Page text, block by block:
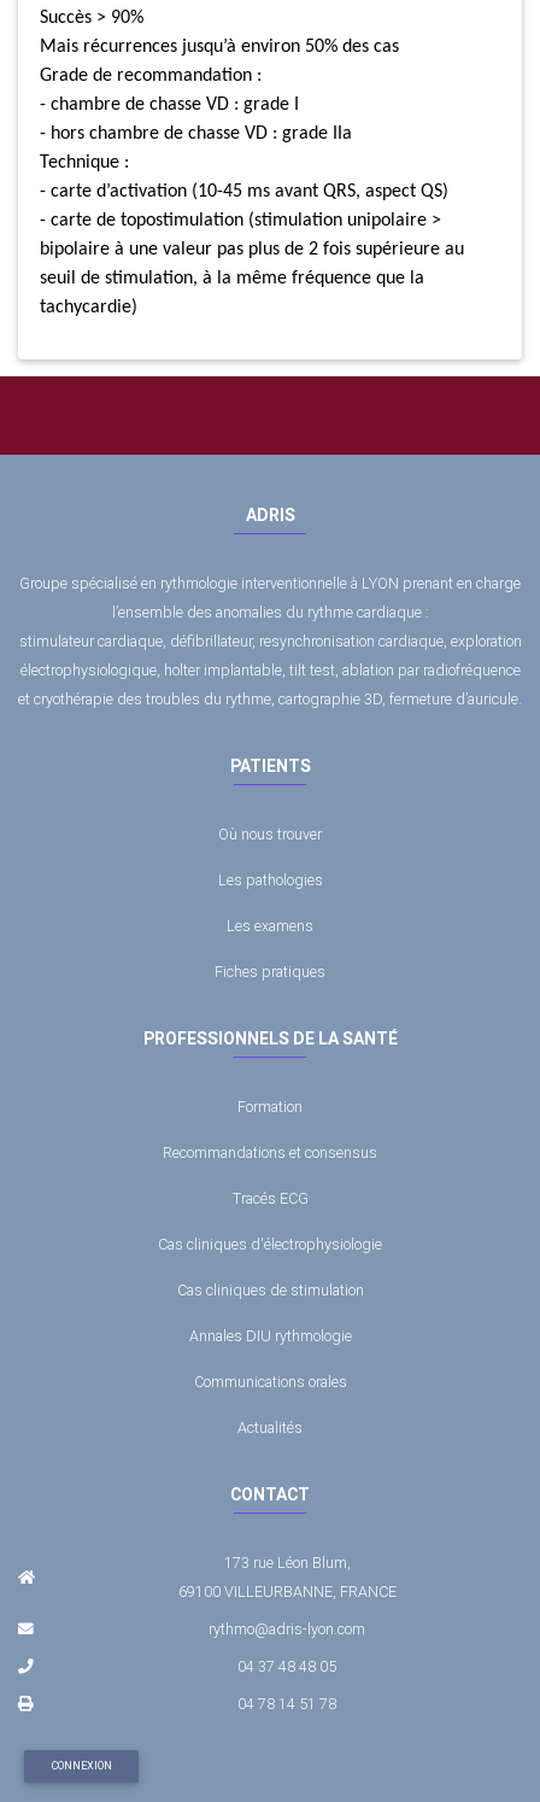
Succès > 90%
Mais récurrences jusqu’à environ 50% des cas
Grade de recommandation :
- chambre de chasse VD : grade I
- hors chambre de chasse VD : grade IIa
Technique :
- carte d’activation (10-45 ms avant QRS, aspect QS)
- carte de topostimulation (stimulation unipolaire >
bipolaire à une valeur pas plus de 2 fois supérieure au
seuil de stimulation, à la même fréquence que la
tachycardie)
ADRIS
Groupe spécialisé en rythmologie interventionnelle à LYON prenant en charge
l’ensemble des anomalies du rythme cardiaque :
stimulateur cardiaque, défibrillateur, resynchronisation cardiaque, exploration
électrophysiologique, holter implantable, tilt test, ablation par radiofréquence
et cryothérapie des troubles du rythme, cartographie 3D, fermeture d’auricule.
PATIENTS
Où nous trouver
Les pathologies
Les examens
Fiches pratiques
PROFESSIONNELS DE LA SANTÉ
Formation
Recommandations et consensus
Tracés ECG
Cas cliniques d'électrophysiologie
Cas cliniques de stimulation
Annales DIU rythmologie
Communications orales
Actualités
CONTACT
173 rue Léon Blum,
69100 VILLEURBANNE, FRANCE
rythmo@adris-lyon.com
04 37 48 48 05
04 78 14 51 78
CONNEXION